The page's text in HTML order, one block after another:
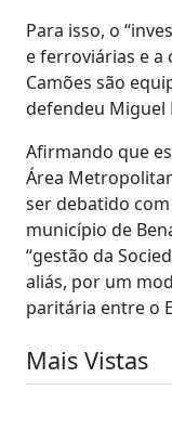
Para isso, o
e ferroviárias e
Camões são
defendeu Miguel
Afirmando que
Área
ser debatido
município de
“gestão da
aliás, por um
paritária entre o
Mais Vistas